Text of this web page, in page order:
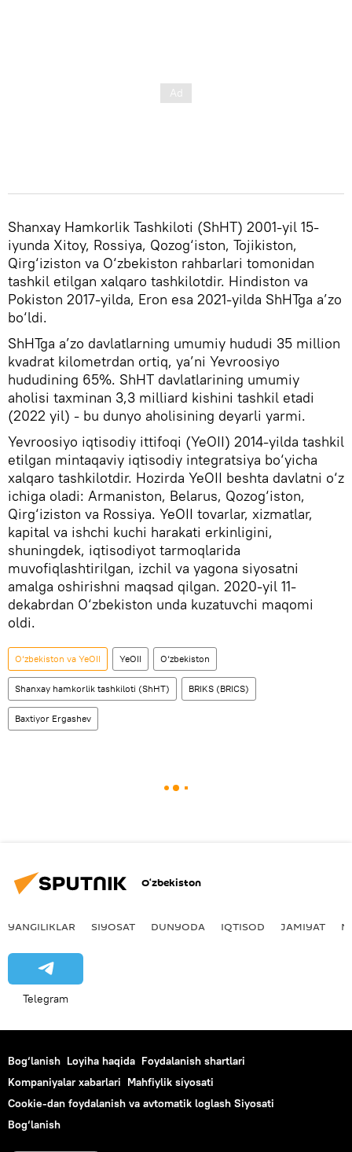
Shanxay Hamkorlik Tashkiloti (ShHT) 2001-yil 15-
iyunda Xitoy, Rossiya, Qozog‘iston, Tojikiston,
Qirg‘iziston va O‘zbekiston rahbarlari tomonidan
tashkil etilgan xalqaro tashkilotdir. Hindiston va
Pokiston 2017-yilda, Eron esa 2021-yilda ShHTga a’zo
bo‘ldi.
ShHTga a’zo davlatlarning umumiy hududi 35 million
kvadrat kilometrdan ortiq, ya’ni Yevroosiyo
hududining 65%. ShHT davlatlarining umumiy
aholisi taxminan 3,3 milliard kishini tashkil etadi
(2022 yil) - bu dunyo aholisining deyarli yarmi.
Yevroosiyo iqtisodiy ittifoqi (YeOII) 2014-yilda tashkil
etilgan mintaqaviy iqtisodiy integratsiya bo‘yicha
xalqaro tashkilotdir. Hozirda YeOII beshta davlatni o‘z
ichiga oladi: Armaniston, Belarus, Qozog‘iston,
Qirg‘iziston va Rossiya. YeOII tovarlar, xizmatlar,
kapital va ishchi kuchi harakati erkinligini,
shuningdek, iqtisodiyot tarmoqlarida
muvofiqlashtirilgan, izchil va yagona siyosatni
amalga oshirishni maqsad qilgan. 2020-yil 11-
dekabrdan O‘zbekiston unda kuzatuvchi maqomi
oldi.
O‘zbekiston va YeOII YeOII O‘zbekiston
Shanxay hamkorlik tashkiloti (ShHT) BRIKS (BRICS)
Baxtiyor Ergashev
O‘zbekiston
YANGILIKLAR SIYOSAT DUNYODA IQTISOD JAMIYAT
Telegram
Bog‘lanish Loyiha haqida Foydalanish shartlari
Kompaniyalar xabarlari Mahfiylik siyosati
Cookie-dan foydalanish va avtomatik loglash Siyosati
Bog‘lanish